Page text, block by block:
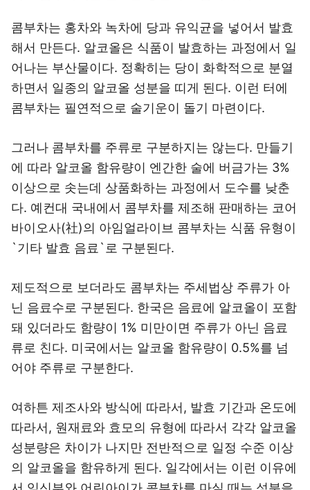
콤부차는 홍차와 녹차에 당과 유익균을 넣어서 발효
해서 만든다. 알코올은 식품이 발효하는 과정에서 일
어나는 부산물이다. 정확히는 당이 화학적으로 분열
하면서 일종의 알코올 성분을 띠게 된다. 이런 터에
콤부차는 필연적으로 술기운이 돌기 마련이다.
그러나 콤부차를 주류로 구분하지는 않는다. 만들기
에 따라 알코올 함유량이 엔간한 술에 버금가는 3%
이상으로 솟는데 상품화하는 과정에서 도수를 낮춘
다. 예컨대 국내에서 콤부차를 제조해 판매하는 코어
바이오사(社)의 아임얼라이브 콤부차는 식품 유형이
`기타 발효 음료`로 구분된다.
제도적으로 보더라도 콤부차는 주세법상 주류가 아
닌 음료수로 구분된다. 한국은 음료에 알코올이 포함
돼 있더라도 함량이 1% 미만이면 주류가 아닌 음료
류로 친다. 미국에서는 알코올 함유량이 0.5%를 넘
어야 주류로 구분한다.
여하튼 제조사와 방식에 따라서, 발효 기간과 온도에
따라서, 원재료와 효모의 유형에 따라서 각각 알코올
성분량은 차이가 나지만 전반적으로 일정 수준 이상
의 알코올을 함유하게 된다. 일각에서는 이런 이유에